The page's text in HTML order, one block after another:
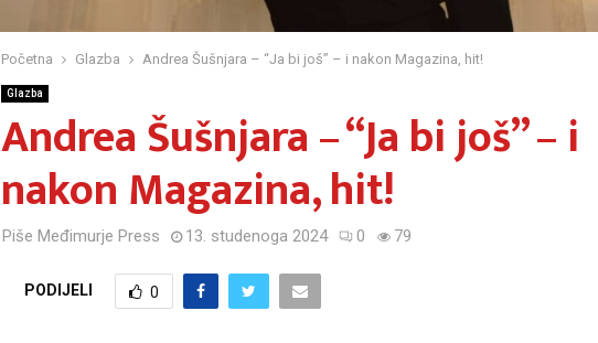
Početna Glazba Andrea Šušnjara – “Ja bi još” – i nakon Magazina, hit!
Glazba
Andrea Šušnjara – “Ja bi još” – i
nakon Magazina, hit!
Piše Međimurje Press 13. studenoga 2024 0 79
PODIJELI 0